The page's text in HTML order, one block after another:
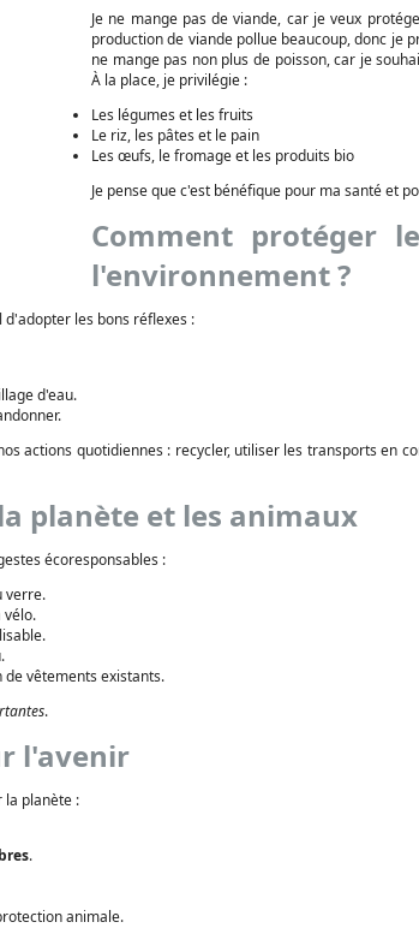
Je ne mange pas de viande, car je veux
production de viande pollue beaucoup, donc je
ne mange pas non plus de poisson, car je
À la place, je privilégie :
Les légumes et les fruits
Le riz, les pâtes et le pain
Les œufs, le fromage et les produits bio
Je pense que c'est bénéfique pour ma santé et
Comment protéger
l'environnement ?
les bons réflexes :
d'eau.
actions quotidiennes : recycler, utiliser les transports en
planète et les animaux
écoresponsables :
verre.
vélo.
de vêtements existants.
.
l'avenir
la planète :
.
animale.